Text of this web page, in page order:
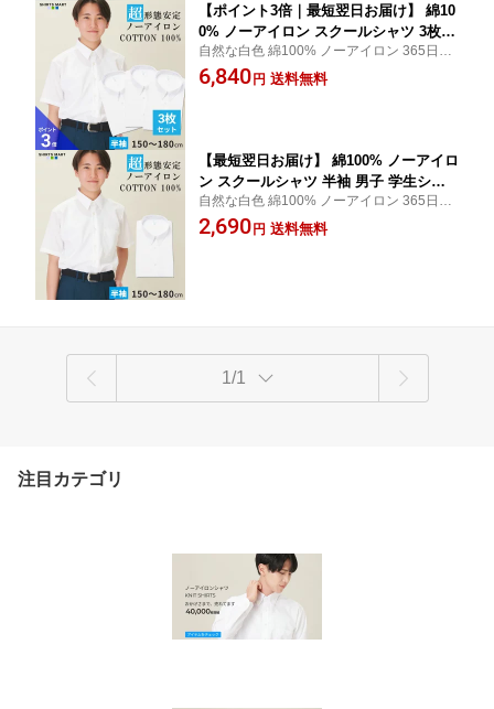
【ポイント3倍｜最短翌日お届け】 綿10
0% ノーアイロン スクールシャツ 3枚セ
ット 半袖 男子 学生シャツ 形態安定 中
学生 高校生 ワイシャツ 学生服 白 ノン
自然な白色 綿100% ノーアイロン 365日出
荷可能 スクールシャツ 【SHIRTS MART(シ
ャツマート)】
6,840 円 送料無料
【最短翌日お届け】 綿100% ノーアイロ
ン スクールシャツ 半袖 男子 学生シャ
ツ 形態安定 中学生 高校生 ワイシャツ
学生服 白 ノンアイロン | 身長 150 155
自然な白色 綿100% ノーアイロン 365日出
荷可能 スクールシャツ 【SHIRTS MART(シ
ャツマート)】
2,690 円 送料無料
1/1
注目カテゴリ